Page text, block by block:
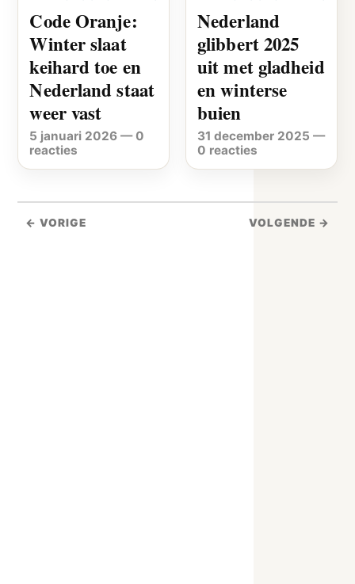
Code Oranje:
Winter slaat
keihard toe en
Nederland staat
weer vast
5 januari 2026 —0
reacties
Nederland
glibbert 2025
uit met gladheid
en winterse
buien
31 december 2025 —
0 reacties
← VORIGE VOLGENDE →